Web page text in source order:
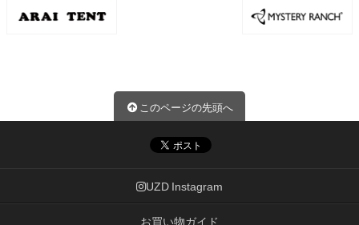
このページの先頭へ
UZD Instagram
お買い物ガイド